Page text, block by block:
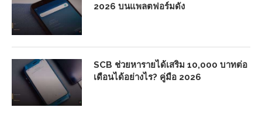
2026 บนแพลตฟอร์มดัง
SCB ช่วยหารายได้เสริม 10,000 บาทต่อ
เดือนได้อย่างไร? คู่มือ 2026